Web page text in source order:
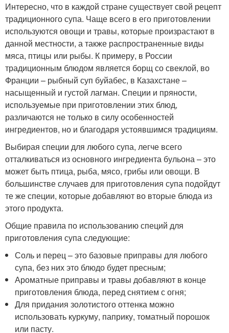
Интересно, что в каждой стране существует свой рецепт
традиционного супа. Чаще всего в его приготовлении
используются овощи и травы, которые произрастают в
данной местности, а также распространенные виды
мяса, птицы или рыбы. К примеру, в России
традиционным блюдом является борщ со свеклой, во
Франции – рыбный суп буйабес, в Казахстане –
насыщенный и густой лагман. Специи и пряности,
используемые при приготовлении этих блюд,
различаются не только в силу особенностей
ингредиентов, но и благодаря устоявшимся традициям.
Выбирая специи для любого супа, легче всего
отталкиваться из основного ингредиента бульона – это
может быть птица, рыба, мясо, грибы или овощи. В
большинстве случаев для приготовления супа подойдут
те же специи, которые добавляют во вторые блюда из
этого продукта.
Общие правила по использованию специй для
приготовления супа следующие:
Соль и перец – это базовые приправы для любого
супа, без них это блюдо будет пресным;
Ароматные приправы и травы добавляют в конце
приготовления блюда, перед снятием с огня;
Для придания золотистого оттенка можно
использовать куркуму, паприку, томатный порошок
или пасту.